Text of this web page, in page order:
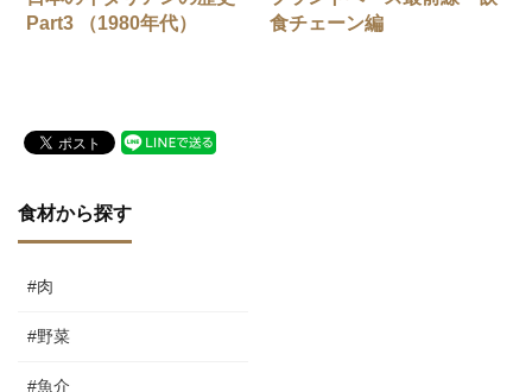
Part3 （1980年代）
食チェーン編
食材から探す
#肉
#野菜
#魚介